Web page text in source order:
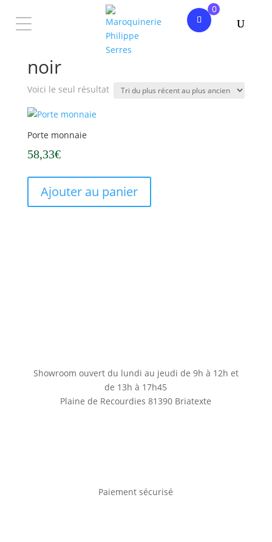
0
/ Produits identifiés “noir”
noir
Voici le seul résultat
Porte monnaie
58,33€
Ajouter au panier
Showroom ouvert du lundi au jeudi de 9h à 12h et
de 13h à 17h45
Plaine de Recourdies81390 Briatexte
Paiement sécurisé